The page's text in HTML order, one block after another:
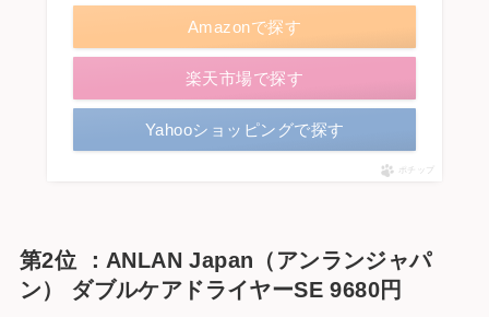
Amazonで探す
楽天市場で探す
Yahooショッピングで探す
ポチップ
第2位 ：ANLAN Japan（アンランジャパ
ン） ダブルケアドライヤーSE 9680円